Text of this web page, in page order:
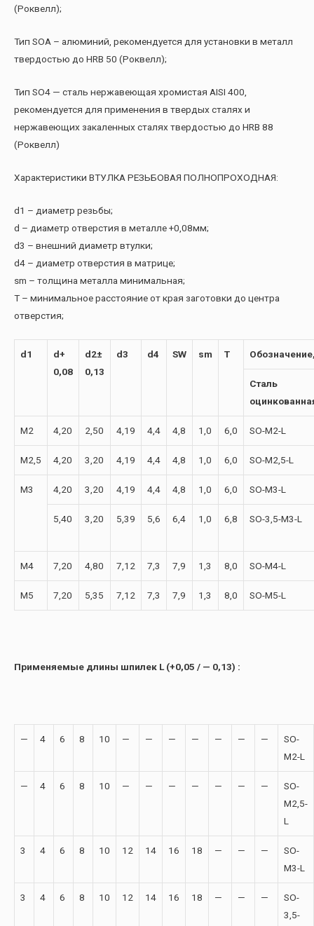
(Роквелл);
Тип SOA – алюминий, рекомендуется для установки в металл
твердостью до HRB 50 (Роквелл);
Тип SO4 — сталь нержавеющая хромистая AISI 400,
рекомендуется для применения в твердых сталях и
нержавеющих закаленных сталях твердостью до HRB 88
(Роквелл)
Характеристики ВТУЛКА РЕЗЬБОВАЯ ПОЛНОПРОХОДНАЯ:
d1 – диаметр резьбы;
d – диаметр отверстия в металле +0,08мм;
d3 – внешний диаметр втулки;
d4 – диаметр отверстия в матрице;
sm – толщина металла минимальная;
T – минимальное расстояние от края заготовки до центра
отверстия;
d1
d+
0,08
d2±
0,13
d3 d4 SW sm T
Сталь
М2 4,20 2,50 4,19 4,4 4,8 1,0 6,0 SO-M2-L
М2,5 4,20 3,20 4,19 4,4 4,8 1,0 6,0 SO-M2,5-L
М3 4,20 3,20 4,19 4,4 4,8 1,0 6,0 SO-M3-L
5,40 3,20 5,39 5,6 6,4 1,0 6,8 SO-3,5-M3-L
М4 7,20 4,80 7,12 7,3 7,9 1,3 8,0 SO-M4-L
М5 7,20 5,35 7,12 7,3 7,9 1,3 8,0 SO-M5-L
Применяемые длины шпилек L (+0,05 / — 0,13) :
— 4 6 8 10 — — — — — — —
SO-
M2-L
— 4 6 8 10 — — — — — — —
SO-
M2,5-
L
3 4 6 8 10 12 14 16 18 — — —
SO-
M3-L
3 4 6 8 10 12 14 16 18 — — —
SO-
3,5-